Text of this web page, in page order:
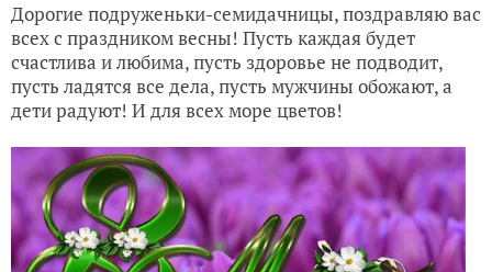
Дорогие подруженьки-семидачницы, поздравляю вас
всех с праздником весны! Пусть каждая будет
счастлива и любима, пусть здоровье не подводит,
пусть ладятся все дела, пусть мужчины обожают, а
дети радуют! И для всех море цветов!